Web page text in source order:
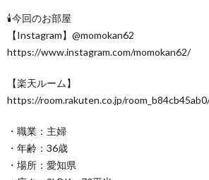
🕯今回のお部屋
【Instagram】@momokan62
https://www.instagram.com/momokan62/
【楽天ルーム】
https://room.rakuten.co.jp/
・職業：主婦
・年齢：36歳
・場所：愛知県